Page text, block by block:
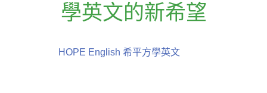
學英文的新希望
HOPE English 希平方學英文